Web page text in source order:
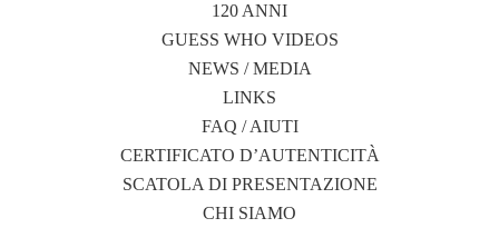
120 ANNI
GUESS WHO VIDEOS
NEWS / MEDIA
LINKS
FAQ / AIUTI
CERTIFICATO D’AUTENTICITÀ
SCATOLA DI PRESENTAZIONE
CHI SIAMO